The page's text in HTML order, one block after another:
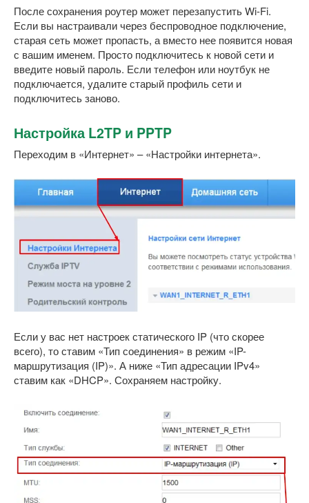
После сохранения роутер может перезапустить Wi-Fi.
Если вы настраивали через беспроводное подключение,
старая сеть может пропасть, а вместо нее появится новая
с вашим именем. Просто подключитесь к новой сети и
введите новый пароль. Если телефон или ноутбук не
подключается, удалите старый профиль сети и
подключитесь заново.
Настройка L2TP и PPTP
Переходим в «Интернет» – «Настройки интернета».
Если у вас нет настроек статического IP (что скорее
всего), то ставим «Тип соединения» в режим «IP-
маршрутизация (IP)». А ниже «Тип адресации IPv4»
ставим как «DHCP». Сохраняем настройку.